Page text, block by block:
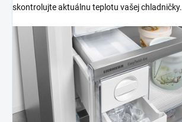
skontrolujte aktuálnu teplotu vašej chladničky.